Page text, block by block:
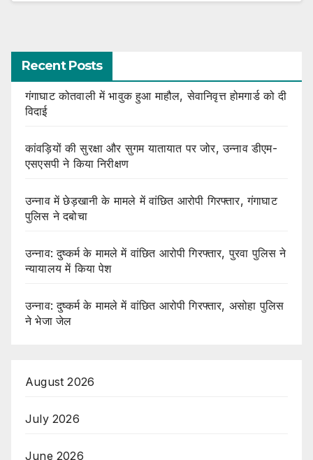
Recent Posts
गंगाघाट कोतवाली में भावुक हुआ माहौल, सेवानिवृत्त होमगार्ड को दी
विदाई
कांवड़ियों की सुरक्षा और सुगम यातायात पर जोर, उन्नाव डीएम-
एसएसपी ने किया निरीक्षण
उन्नाव में छेड़खानी के मामले में वांछित आरोपी गिरफ्तार, गंगाघाट
पुलिस ने दबोचा
उन्नाव: दुष्कर्म के मामले में वांछित आरोपी गिरफ्तार, पुरवा पुलिस ने
न्यायालय में किया पेश
उन्नाव: दुष्कर्म के मामले में वांछित आरोपी गिरफ्तार, असोहा पुलिस
ने भेजा जेल
August 2026
July 2026
June 2026